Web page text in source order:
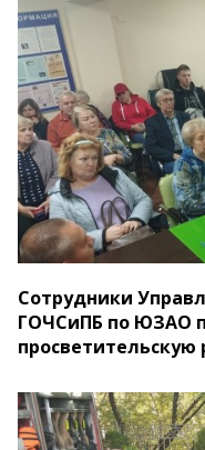
Сотрудники
ГОЧСиПБ по ЮЗАО
просветительскую